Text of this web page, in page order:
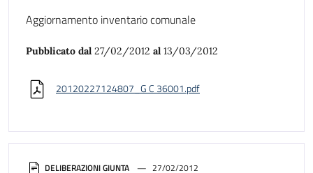
DELIBERAZIONI GIUNTA 27/02/2012
Aggiornamento inventario comunale
Pubblicato dal 27/02/2012 al 13/03/2012
20120227124807_G C 36001.pdf